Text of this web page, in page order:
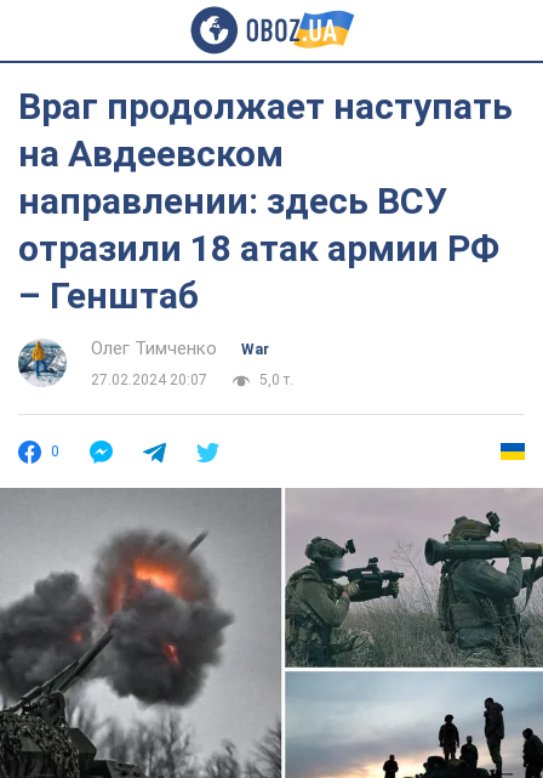
Враг продолжает наступать
на Авдеевском
направлении: здесь ВСУ
отразили 18 атак армии РФ
– Генштаб
Олег Тимченко
War
27.02.2024 20:07
5,0 т.
0